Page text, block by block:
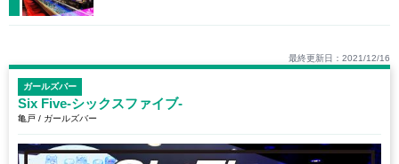
最終更新日：2021/12/16
ガールズバー
Six Five-シックスファイブ-
亀戸 / ガールズバー